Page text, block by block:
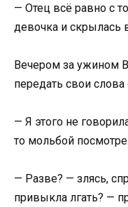
— Отец всё равно с
девочка и скрылась
Вечером за ужином
передать свои слова
— Я этого не
то мольбой
— Разве? — злясь,
привыкла лгать? —